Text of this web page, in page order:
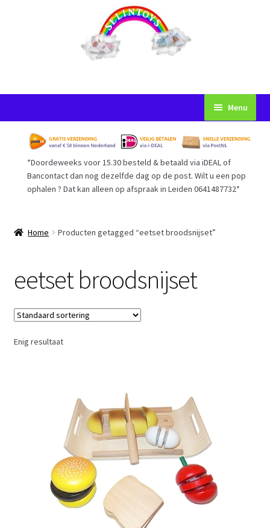
naar
navigatie
inhoud
Menu
Startpagina
Voorwaarden
Afrekenen
*Doordeweeks voor 15.30 besteld & betaald via iDEAL of
Bancontact dan nog dezelfde dag op de post. Wilt u een pop
ophalen ? Dat kan alleen op afspraak in Leiden 0641487732*
Home Producten getagged “eetset broodsnijset”
eetset broodsnijset
Enig resultaat